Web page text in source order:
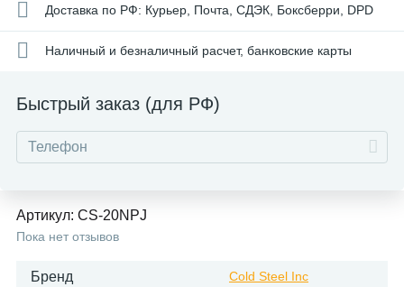
Доставка по РФ: Курьер, Почта, СДЭК, Боксберри, DPD
Наличный и безналичный расчет, банковские карты
Быстрый заказ (для РФ)
Артикул: CS-20NPJ
Пока нет отзывов
Бренд Cold Steel Inc